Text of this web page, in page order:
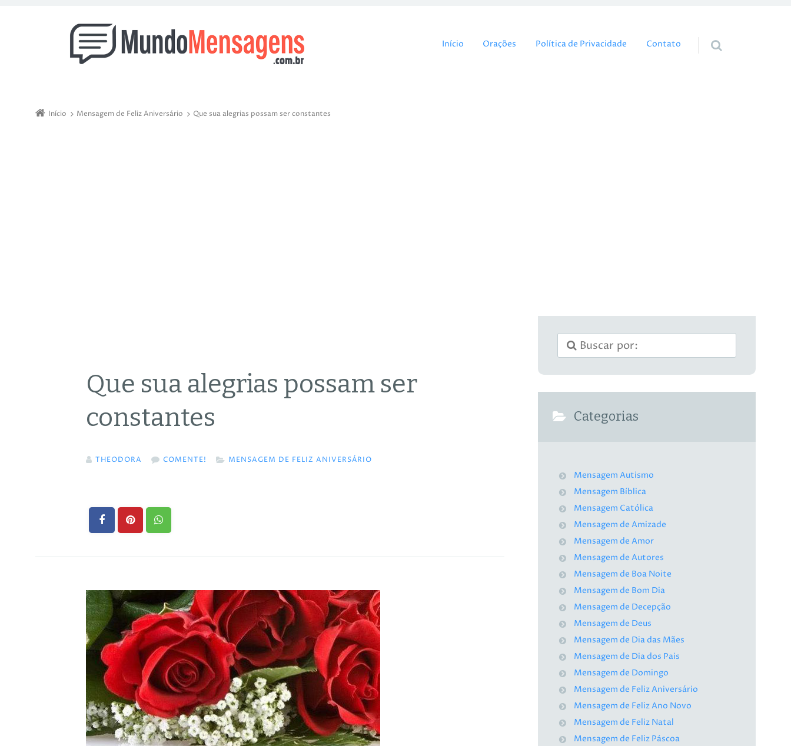
Pular para o conteúdo
Início Orações Política de Privacidade Contato
Início Mensagem de Feliz Aniversário Que sua alegrias possam ser constantes
Que sua alegrias possam ser
constantes
THEODORA COMENTE! MENSAGEM DE FELIZ ANIVERSÁRIO
Categorias
Mensagem Autismo
Mensagem Bíblica
Mensagem Católica
Mensagem de Amizade
Mensagem de Amor
Mensagem de Autores
Mensagem de Boa Noite
Mensagem de Bom Dia
Mensagem de Decepção
Mensagem de Deus
Mensagem de Dia das Mães
Mensagem de Dia dos Pais
Mensagem de Domingo
Mensagem de Feliz Aniversário
Mensagem de Feliz Ano Novo
Mensagem de Feliz Natal
Mensagem de Feliz Páscoa